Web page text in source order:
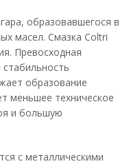
образовавшегося в
масел. Смазка Coltri
Превосходная
образование
меньшее техническое
и большую
с металлическими